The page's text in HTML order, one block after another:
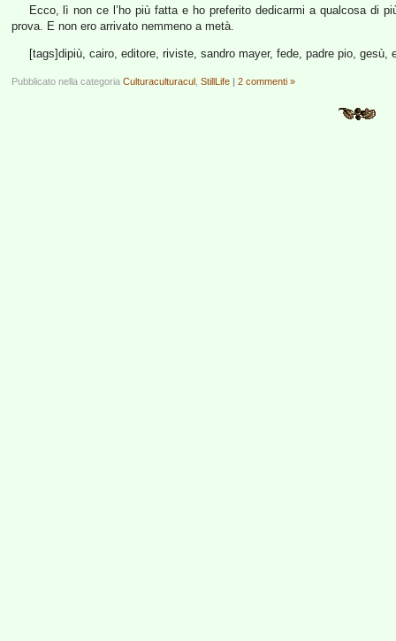
Ecco, lì non ce l’ho più fatta e ho preferito dedicarmi a qualcosa di
prova. E non ero arrivato nemmeno a metà.
[tags]dipiù, cairo, editore, riviste, sandro mayer, fede, padre pio, gesù,
Pubblicato nella categoria Culturaculturacul StillLife | 2 commenti »